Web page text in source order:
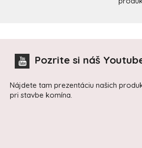
Pozrite si náš
Nájdete tam prezentáciu našich
pri stavbe komína.